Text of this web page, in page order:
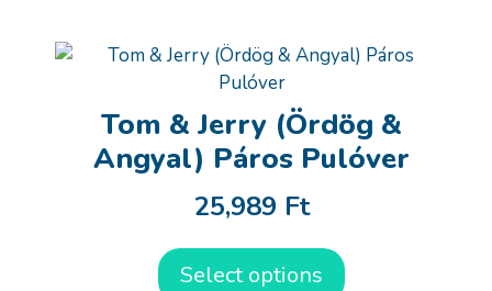
Tom & Jerry (Ördög &
Angyal) Páros Pulóver
25,989 Ft
Select options